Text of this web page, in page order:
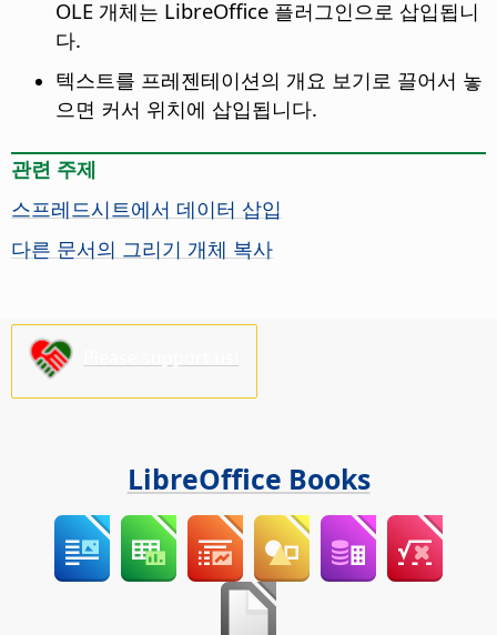
OLE 개체는 LibreOffice 플러그인으로 삽입됩니
다.
텍스트를 프레젠테이션의 개요 보기로 끌어서 놓
으면 커서 위치에 삽입됩니다.
관련 주제
스프레드시트에서 데이터 삽입
다른 문서의 그리기 개체 복사
LibreOffice Books